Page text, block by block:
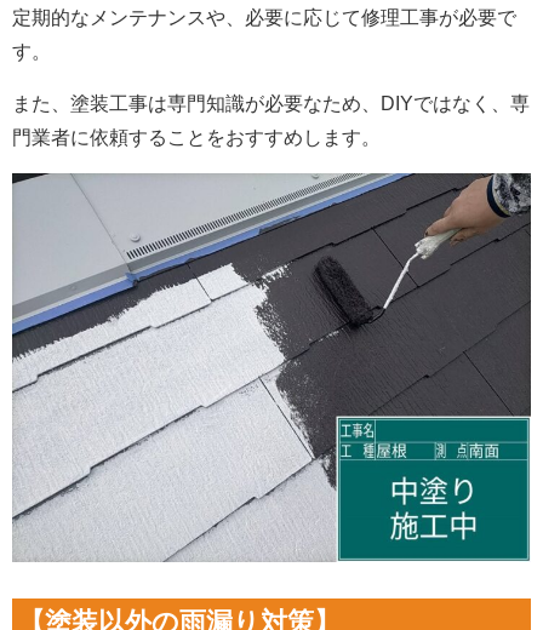
定期的なメンテナンスや、必要に応じて修理工事が必要で
す。
また、塗装工事は専門知識が必要なため、DIYではなく、専
門業者に依頼することをおすすめします。
【塗装以外の雨漏り対策】